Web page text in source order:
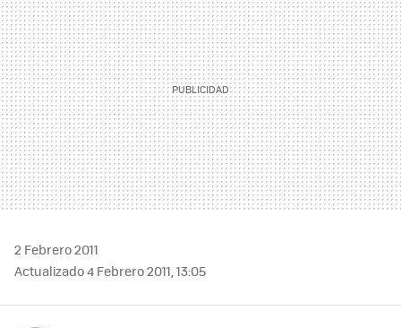
2 Febrero 2011
Actualizado 4 Febrero 2011, 13:05